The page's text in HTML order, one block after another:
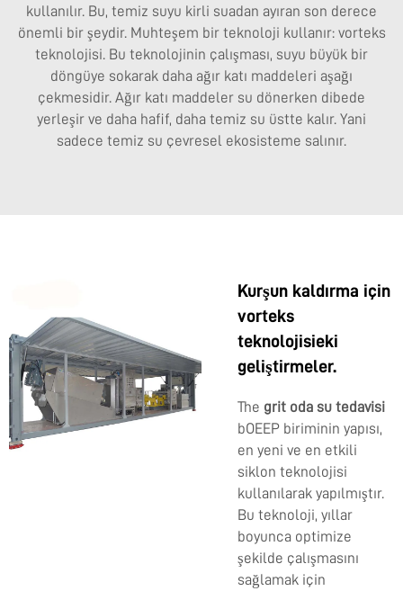
kullanılır. Bu, temiz suyu kirli suadan ayıran son derece
önemli bir şeydir. Muhteşem bir teknoloji kullanır: vorteks
teknolojisi. Bu teknolojinin çalışması, suyu büyük bir
döngüye sokarak daha ağır katı maddeleri aşağı
çekmesidir. Ağır katı maddeler su dönerken dibede
yerleşir ve daha hafif, daha temiz su üstte kalır. Yani
sadece temiz su çevresel ekosisteme salınır.
Kurşun kaldırma için
vorteks
teknolojisieki
geliştirmeler.
The grit oda su tedavisi
bOEEP biriminin yapısı,
en yeni ve en etkili
siklon teknolojisi
kullanılarak yapılmıştır.
Bu teknoloji, yıllar
boyunca optimize
şekilde çalışmasını
sağlamak için